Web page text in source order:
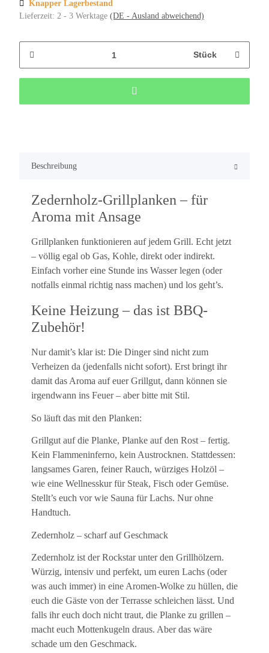
Knapper Lagerbestand
Lieferzeit: 2 - 3 Werktage (DE - Ausland abweichend)
Stück
Beschreibung
Zedernholz-Grillplanken – für
Aroma mit Ansage
Grillplanken funktionieren auf jedem Grill. Echt jetzt
– völlig egal ob Gas, Kohle, direkt oder indirekt.
Einfach vorher eine Stunde ins Wasser legen (oder
notfalls einmal richtig nass machen) und los geht’s.
Keine Heizung – das ist BBQ-
Zubehör!
Nur damit’s klar ist: Die Dinger sind nicht zum
Verheizen da (jedenfalls nicht sofort). Erst bringt ihr
damit das Aroma auf euer Grillgut, dann können sie
irgendwann ins Feuer – aber bitte mit Stil.
So läuft das mit den Planken:
Grillgut auf die Planke, Planke auf den Rost – fertig.
Kein Flammeninferno, kein Austrocknen. Stattdessen:
langsames Garen, feiner Rauch, würziges Holzöl –
wie eine Wellnesskur für Steak, Fisch oder Gemüse.
Stellt’s euch vor wie Sauna für Lachs. Nur ohne
Handtuch.
Zedernholz – scharf auf Geschmack
Zedernholz ist der Rockstar unter den Grillhölzern.
Würzig, intensiv und perfekt, um euren Lachs (oder
was auch immer) in eine Aromen-Wolke zu hüllen, die
euch die Gäste von der Terrasse schleichen lässt. Und
falls ihr euch doch nicht traut, die Planke zu grillen –
macht euch Mottenkugeln draus. Aber das wäre
schade um den Geschmack.